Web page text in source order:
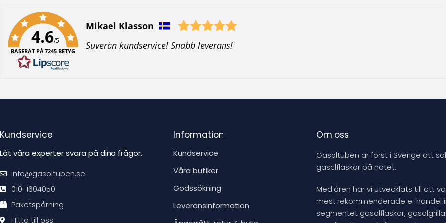
4.6/5
BASERAT PÅ 7245 BETYG
Författare:
Mikael Klasson
T
Suverän kundservice! Snabb leverans!
Kundservice
Låt våra experter svara på dina frågor.
info@gasoltuben.se
010-1604050
Paketspårning
Hitta till oss
Information
Kundservice
Våra butiker
Godssökning
Leveransinformation
Om oss
Gasoltuben är först i Sverige att
gasolflaskor på nätet.
Med åren har vi utvecklats till att
mest rekommenderade e-handel
segmentet gasolflaskor,